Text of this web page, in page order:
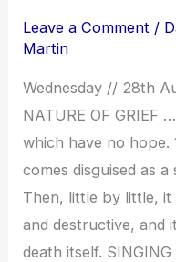
Leave a Comment /
Martin
Wednesday // 28th
NATURE OF GRIEF
which have no hope.
comes disguised as
Then, little by little, it
and destructive, and
death itself.
OF
GRIEF